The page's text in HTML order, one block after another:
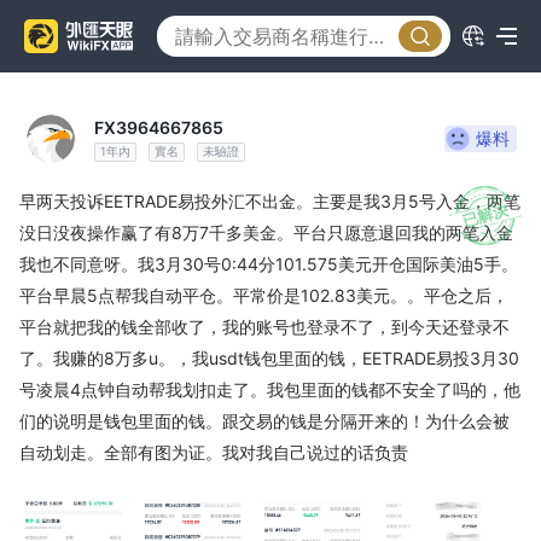
FX3964667865
1年內 實名 未驗證
爆料
早两天投诉EETRADE易投外汇不出金。主要是我3月5号入金，两笔
没日没夜操作赢了有8万7千多美金。平台只愿意退回我的两笔入金
我也不同意呀。我3月30号0:44分101.575美元开仓国际美油5手。
平台早晨5点帮我自动平仓。平常价是102.83美元。。平仓之后，
平台就把我的钱全部收了，我的账号也登录不了，到今天还登录不
了。我赚的8万多u。，我usdt钱包里面的钱，EETRADE易投3月30
号凌晨4点钟自动帮我划扣走了。我包里面的钱都不安全了吗的，他
们的说明是钱包里面的钱。跟交易的钱是分隔开来的！为什么会被
自动划走。全部有图为证。我对我自己说过的话负责